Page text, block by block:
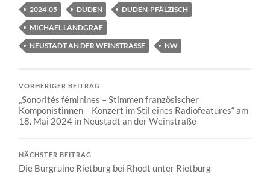
2024-05 DUDEN
DUDEN-PFÄLZISCH
MICHAEL LANDGRAF
NEUSTADT AN DER WEINSTRASSE
NW
VORHERIGER BEITRAG
„Sonorités féminines – Stimmen französischer
Komponistinnen – Konzert im Stil eines Radiofeatures“ am
18. Mai 2024 in Neustadt an der Weinstraße
NÄCHSTER BEITRAG
Die Burgruine Rietburg bei Rhodt unter Rietburg